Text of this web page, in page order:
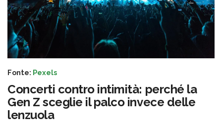
Fonte: Pexels
Concerti contro intimità: perché la
Gen Z sceglie il palco invece delle
lenzuola